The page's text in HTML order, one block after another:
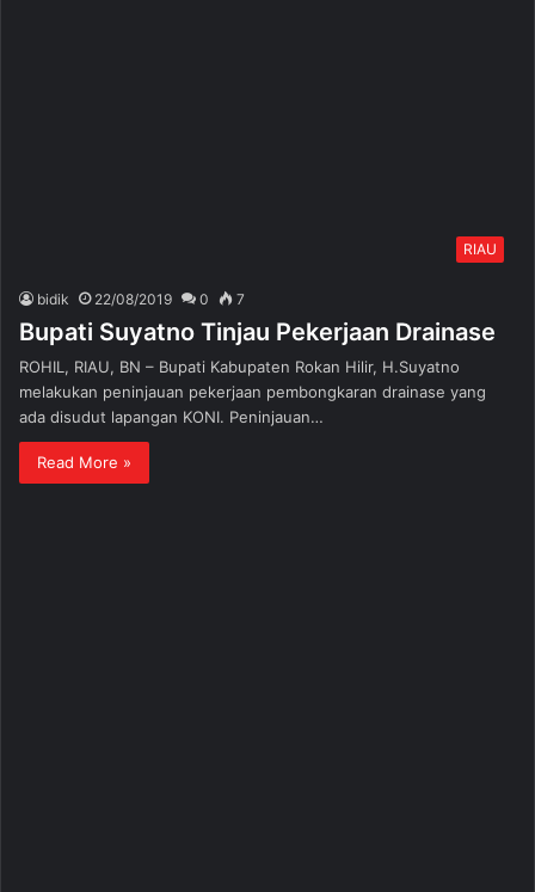
RIAU
bidik 22/08/2019 0 7
Bupati Suyatno Tinjau Pekerjaan Drainase
ROHIL, RIAU, BN – Bupati Kabupaten Rokan Hilir, H.Suyatno
melakukan peninjauan pekerjaan pembongkaran drainase yang
ada disudut lapangan KONI. Peninjauan…
Read More »